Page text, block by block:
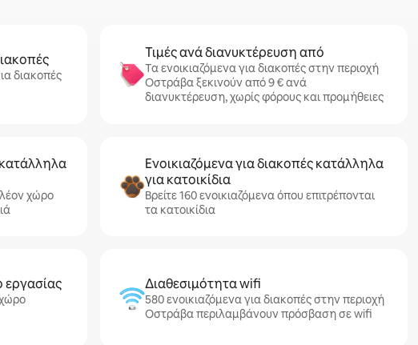
διακοπές
Τιμές ανά διανυκτέρευση από
Τα ενοικιαζόμενα για διακοπές στην περιοχή
Οστράβα ξεκινούν από 9 € ανά
διανυκτέρευση, χωρίς φόρους και προμήθειες
κατάλληλα
χώρο
Ενοικιαζόμενα για διακοπές κατάλληλα
για κατοικίδια
Βρείτε 160 ενοικιαζόμενα όπου επιτρέπονται
τα κατοικίδια
εργασίας Διαθεσιμότητα wifi
580 ενοικιαζόμενα για διακοπές στην περιοχή
Οστράβα περιλαμβάνουν πρόσβαση σε wifi